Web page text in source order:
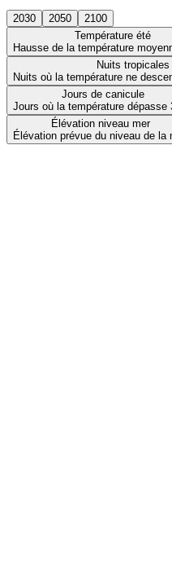
2030 2050
2100
Température été
Hausse de la température
Nuits tropicales
Nuits où la température ne
Jours de canicule
Jours où la température dépasse
Élévation niveau mer
Élévation prévue du niveau de la